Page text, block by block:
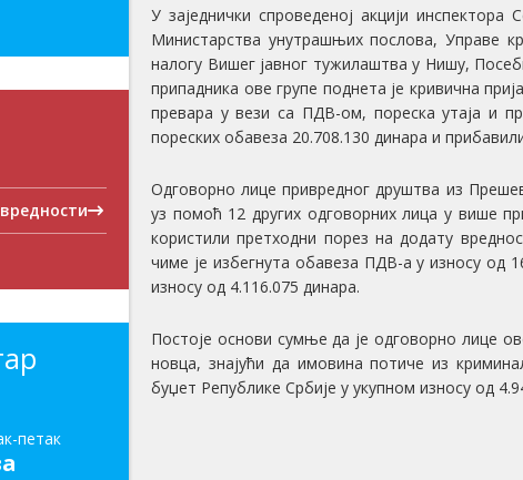
петак
У заједнички спроведеној акцији
Министарства унутрашњих послова, Управе
налогу Вишег јавног тужилаштва у Нишу,
припадника ове групе поднета је кривична
превара у вези са ПДВ-ом, пореска утаја и
пореских обавеза 20.708.130 динара и
Одговорно лице привредног друштва из
уз помоћ 12 других одговорних лица у више
користили претходни порез на додату
чиме је избегнута обавеза ПДВ-а у износу од
износу од 4.116.075 динара.
Постоје основи сумње да је одговорно лице
новца, знајући да имовина потиче из
буџет Републике Србије у укупном износу од